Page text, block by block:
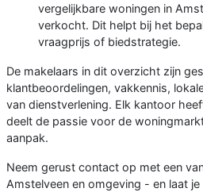
vergelijkbare woningen in
verkocht. Dit helpt bij het
vraagprijs of biedstrategie.
De makelaars in dit overzicht zijn
klantbeoordelingen, vakkennis,
van dienstverlening. Elk kantoor
deelt de passie voor de
aanpak.
Neem gerust contact op met een
Amstelveen en omgeving - en laat